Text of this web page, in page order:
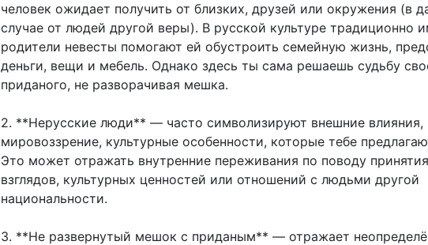
человек ожидает получить от близких, друзей или окружения (в
случае от людей другой веры). В русской культуре традиционно
родители невесты помогают ей обустроить семейную жизнь,
деньги, вещи и мебель. Однако здесь ты сама решаешь судьбу
приданого, не разворачивая мешка.
2. **Нерусские люди** — часто символизируют внешние влияния,
мировоззрение, культурные особенности, которые тебе
Это может отражать внутренние переживания по поводу
взглядов, культурных ценностей или отношений с людьми другой
национальности.
3. **Не развернутый мешок с приданым** — отражает